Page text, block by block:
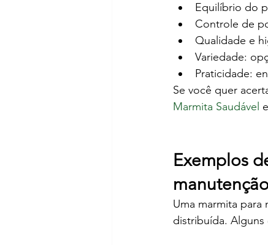
Equilíbrio do
Controle de
Qualidade e
Variedade:
Praticidade:
Se você quer
Marmita Saudável
Exemplos
Uma marmita
distribuída.